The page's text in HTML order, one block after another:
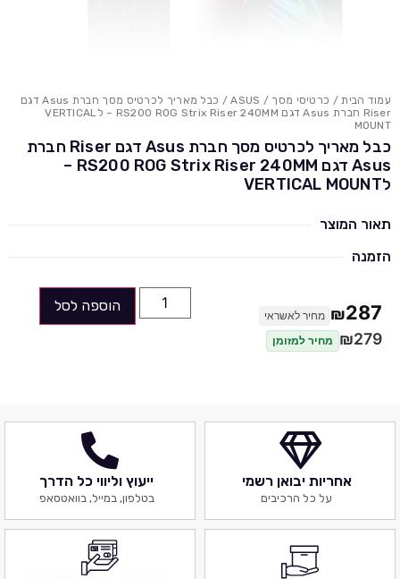
עמוד הבית/ כרטיסי מסך /
ASUS
/ כבל מאריך לכרטיס מסך חברת Asus דגם
Riser חברת Asus דגם RS200 ROG Strix Riser 240MM – לVERTICAL
MOUNT
כבל מאריך לכרטיס מסך חברת Asus דגם Riser חברת
Asus דגם RS200 ROG Strix Riser 240MM –
לVERTICAL MOUNT
תאור המוצר
הזמנה
₪287 מחיר לאשראי
₪279 מחיר למזומן
הוספה לסל
אחריות יבואן רשמי
על כל הרכיבים
ייעוץ וליווי כל הדרך
בטלפון, במייל, בוואטסאפ